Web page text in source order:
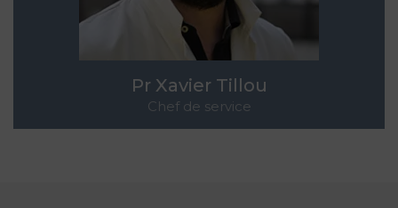
Pr Xavier Tillou
Chef de service